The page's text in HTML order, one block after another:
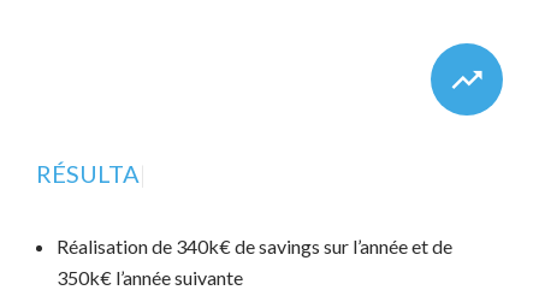
RÉSULTATS
Réalisation de 340k€ de savings sur l’année et de
350k€ l’année suivante